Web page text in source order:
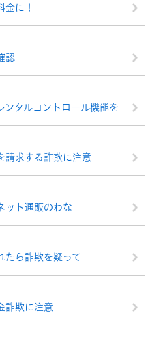
金に！
認
ンタルコントロール機能を
請求する詐欺に注意
ット通販のわな
たら詐欺を疑って
詐欺に注意